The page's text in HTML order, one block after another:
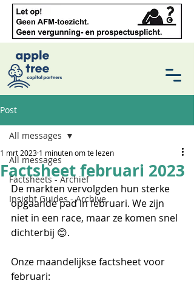
Post
All messages
Factsheets - Archief
Insight Guides - Archive
All messages
Factsheet februari 2023
1 mrt 2023 1 minuten om te lezen
De markten vervolgden hun sterke
opgaande pad in februari. We zijn
niet in een race, maar ze komen snel
dichterbij 😊.
Onze maandelijkse factsheet voor
februari: